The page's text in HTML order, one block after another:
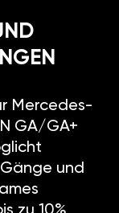
Mercedes-
GA/GA+
und